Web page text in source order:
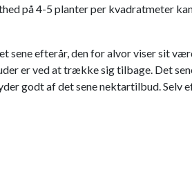
på 4-5 planter per kvadratmeter
sene efterår, den for alvor viser sit
er ved at trække sig tilbage. Det
godt af det sene nektartilbud.